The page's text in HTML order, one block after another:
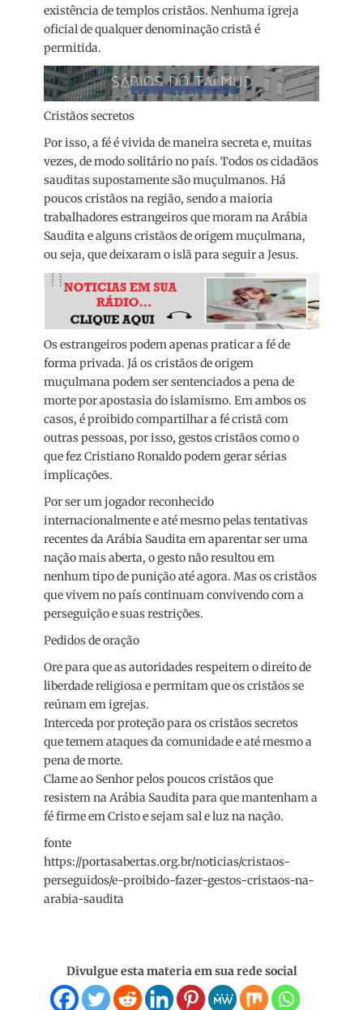
existência de templos cristãos. Nenhuma igreja
oficial de qualquer denominação cristã é
permitida.
Cristãos secretos
Por isso, a fé é vivida de maneira secreta e, muitas
vezes, de modo solitário no país. Todos os cidadãos
sauditas supostamente são muçulmanos. Há
poucos cristãos na região, sendo a maioria
trabalhadores estrangeiros que moram na Arábia
Saudita e alguns cristãos de origem muçulmana,
ou seja, que deixaram o islã para seguir a Jesus.
Os estrangeiros podem apenas praticar a fé de
forma privada. Já os cristãos de origem
muçulmana podem ser sentenciados a pena de
morte por apostasia do islamismo. Em ambos os
casos, é proibido compartilhar a fé cristã com
outras pessoas, por isso, gestos cristãos como o
que fez Cristiano Ronaldo podem gerar sérias
implicações.
Por ser um jogador reconhecido
internacionalmente e até mesmo pelas tentativas
recentes da Arábia Saudita em aparentar ser uma
nação mais aberta, o gesto não resultou em
nenhum tipo de punição até agora. Mas os cristãos
que vivem no país continuam convivendo com a
perseguição e suas restrições.
Pedidos de oração
Ore para que as autoridades respeitem o direito de
liberdade religiosa e permitam que os cristãos se
reúnam em igrejas.
Interceda por proteção para os cristãos secretos
que temem ataques da comunidade e até mesmo a
pena de morte.
Clame ao Senhor pelos poucos cristãos que
resistem na Arábia Saudita para que mantenham a
fé firme em Cristo e sejam sal e luz na nação.
fonte
https://portasabertas.org.br/noticias/cristaos-
perseguidos/e-proibido-fazer-gestos-cristaos-na-
arabia-saudita
Divulgue esta materia em sua rede social